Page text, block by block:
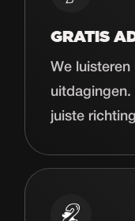
GRATIS
We luisteren
uitdagingen.
juiste